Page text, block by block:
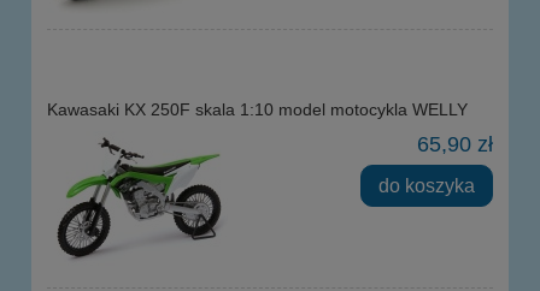
Kawasaki KX 250F skala 1:10 model motocykla WELLY
65,90 zł
do koszyka